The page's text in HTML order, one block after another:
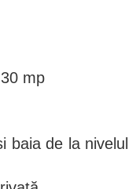
mp
baia de la nivelul